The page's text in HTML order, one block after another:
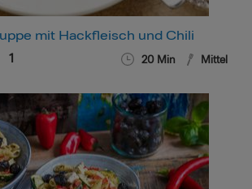
mit Hackfleisch und Chili
1 20 Min Mittel